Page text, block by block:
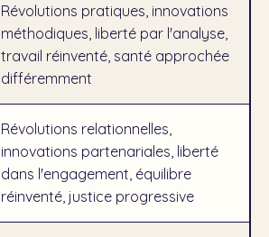
Révolutions pratiques, innovations
méthodiques, liberté par l'analyse,
travail réinventé, santé approchée
différemment
Révolutions relationnelles,
innovations partenariales, liberté
dans l'engagement, équilibre
réinventé, justice progressive